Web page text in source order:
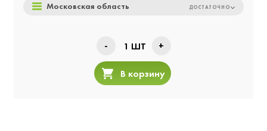
Московская область ДОСТАТОЧНО
- 1 ШТ +
В корзину